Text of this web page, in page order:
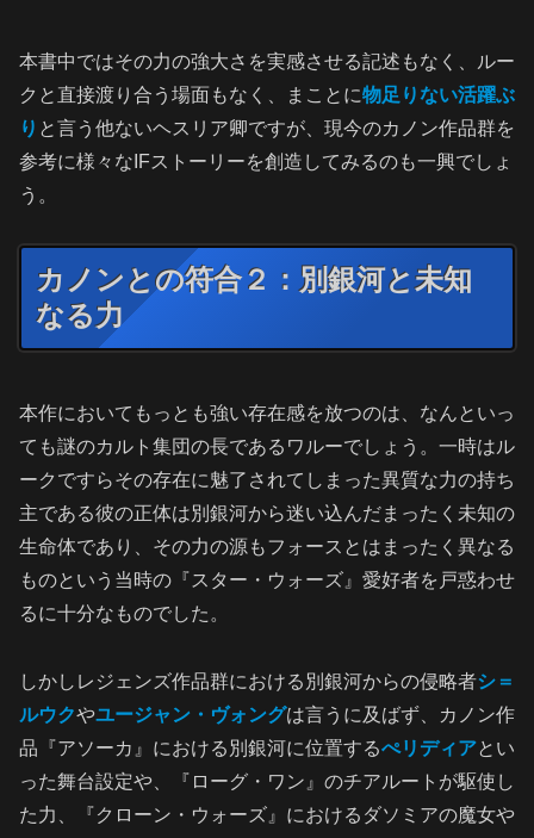
本書中ではその力の強大さを実感させる記述もなく、ルー
クと直接渡り合う場面もなく、まことに物足りない活躍ぶ
り と言う他ないヘスリア卿ですが、現今のカノン作品群を
参考に様々なIFストーリーを創造してみるのも一興でしょ
う。
カノンとの符合２：別銀河と未知
なる力
本作においてもっとも強い存在感を放つのは、なんといっ
ても謎のカルト集団の長であるワルーでしょう。一時はル
ークですらその存在に魅了されてしまった異質な力の持ち
主である彼の正体は別銀河から迷い込んだまったく未知の
生命体であり、その力の源もフォースとはまったく異なる
ものという当時の『スター・ウォーズ』愛好者を戸惑わせ
るに十分なものでした。
しかしレジェンズ作品群における別銀河からの侵略者シ＝
ルウクやユージャン・ヴォングは言うに及ばず、カノン作
品『アソーカ』における別銀河に位置するぺリディアとい
った舞台設定や、『ローグ・ワン』のチアルートが駆使し
た力、『クローン・ウォーズ』におけるダソミアの魔女や